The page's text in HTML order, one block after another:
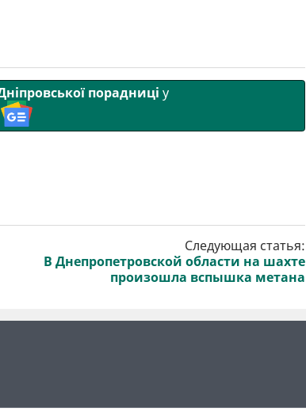
порадниці у
Следующая статья:
В Днепропетровской области на шахте
произошла вспышка метана